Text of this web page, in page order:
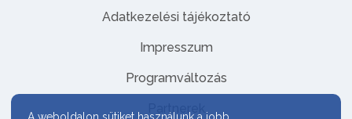
Adatkezelési tájékoztató
Impresszum
Programváltozás
Partnerek